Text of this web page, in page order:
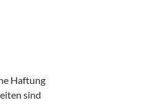
Haftung
sind